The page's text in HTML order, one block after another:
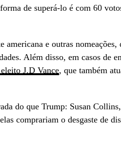
de superá-lo é com 60
americana e outras nomeações,
Além disso, em casos de
J.D Vance, que também
do que Trump: Susan
comprariam o desgaste de